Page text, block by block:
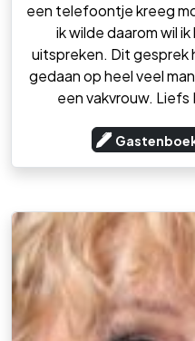
een telefoontje kreeg
ik wilde daarom wil
uitspreken. Dit
gedaan op heel veel
een vakvrouw. Liefs